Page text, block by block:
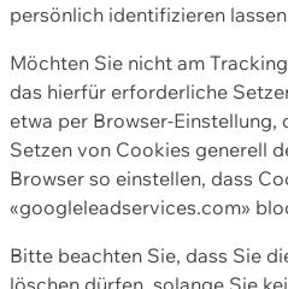
persönlich identifizieren
Möchten Sie nicht am
das hierfür erforderliche
etwa per Browser-Einstellung,
Setzen von Cookies generell
Browser so einstellen, dass
«googleleadservices.com»
Bitte beachten Sie, dass Sie